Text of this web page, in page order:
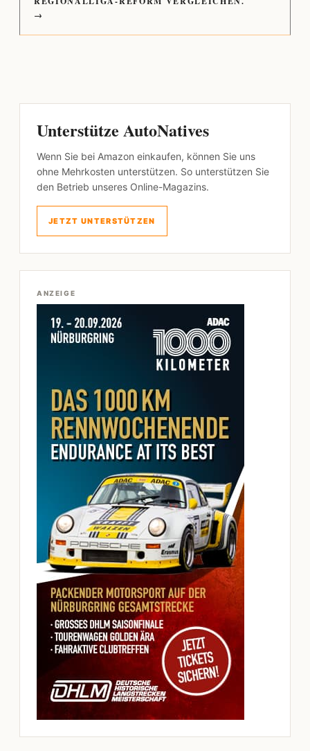
→
Unterstütze AutoNatives
Wenn Sie bei Amazon einkaufen, können Sie uns
ohne Mehrkosten unterstützen. So unterstützen Sie
den Betrieb unseres Online-Magazins.
JETZT UNTERSTÜTZEN
ANZEIGE